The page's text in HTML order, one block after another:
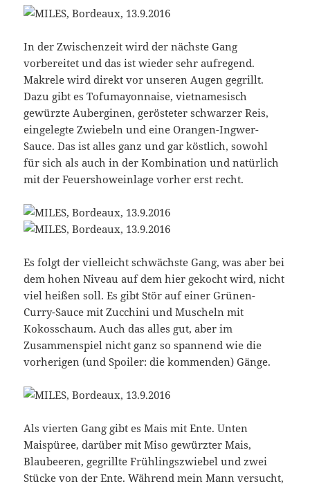
In der Zwischenzeit wird der nächste Gang
vorbereitet und das ist wieder sehr aufregend.
Makrele wird direkt vor unseren Augen gegrillt.
Dazu gibt es Tofumayonnaise, vietnamesisch
gewürzte Auberginen, gerösteter schwarzer Reis,
eingelegte Zwiebeln und eine Orangen-Ingwer-
Sauce. Das ist alles ganz und gar köstlich, sowohl
für sich als auch in der Kombination und natürlich
mit der Feuershoweinlage vorher erst recht.
Es folgt der vielleicht schwächste Gang, was aber bei
dem hohen Niveau auf dem hier gekocht wird, nicht
viel heißen soll. Es gibt Stör auf einer Grünen-
Curry-Sauce mit Zucchini und Muscheln mit
Kokosschaum. Auch das alles gut, aber im
Zusammenspiel nicht ganz so spannend wie die
vorherigen (und Spoiler: die kommenden) Gänge.
Als vierten Gang gibt es Mais mit Ente. Unten
Maispüree, darüber mit Miso gewürzter Mais,
Blaubeeren, gegrillte Frühlingszwiebel und zwei
Stücke von der Ente. Während mein Mann versucht,